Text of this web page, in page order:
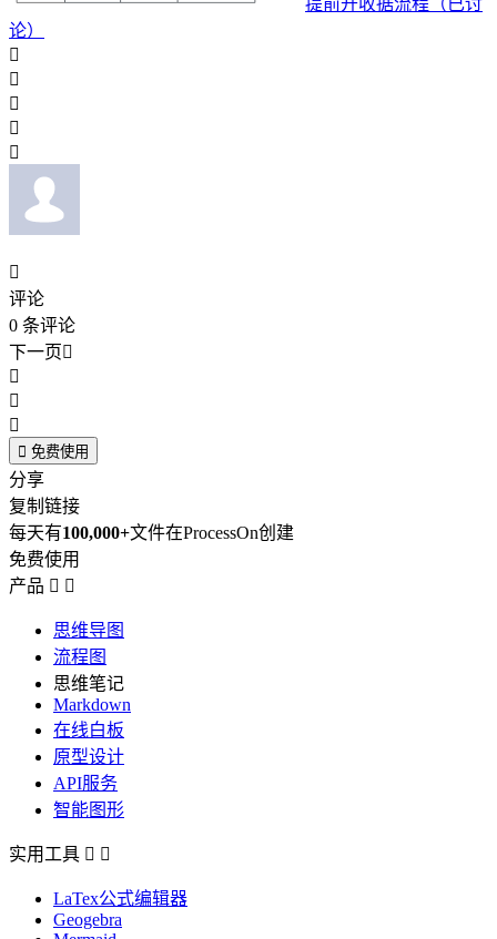
论）






评论
0 条评论
下一页



 免费使用
分享
复制链接
每天有100,000+文件在ProcessOn创建
免费使用
产品  
思维导图
流程图
思维笔记
Markdown
在线白板
原型设计
API服务
智能图形
实用工具  
LaTex公式编辑器
Geogebra